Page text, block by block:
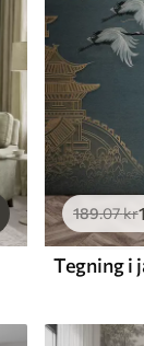
189.07kr
Tegning i